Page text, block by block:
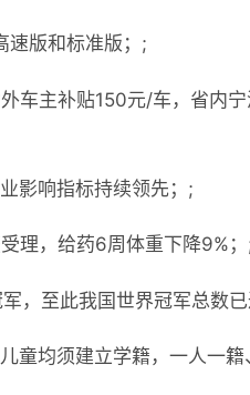
速版和标准版；;
车主补贴150元/车，省内
影响指标持续领先；;
理，给药6周体重下降9%
，至此我国世界冠军总数
童均须建立学籍，一人一